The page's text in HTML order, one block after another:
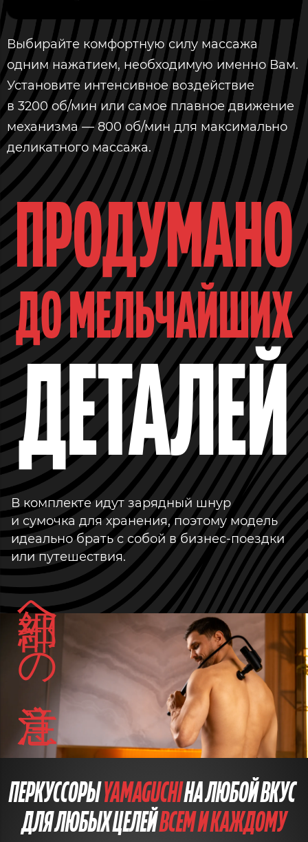
Выбирайте комфортную силу массажа
одним нажатием, необходимую именно Вам.
Установите интенсивное воздействие
в 3200 об/мин или самое плавное движение
механизма — 800 об/мин для максимально
деликатного массажа.
ПРОДУМАНО
ДО МЕЛЬЧАЙШИХ
ДЕТАЛЕЙ
В комплекте идут зарядный шнур
и сумочка для хранения, поэтому модель
идеально брать с собой в бизнес-поездки
или путешествия.
細部への注意
ПЕРКУССОРЫYAMAGUCHIНА ЛЮБОЙ ВКУС
ДЛЯ ЛЮБЫХ ЦЕЛЕЙВСЕМ И КАЖДОМУ